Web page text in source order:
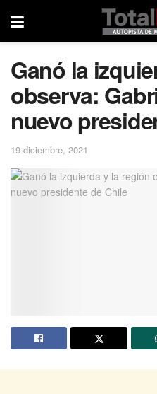
Ganó la
observa:
nuevo
19 diciembre, 2021